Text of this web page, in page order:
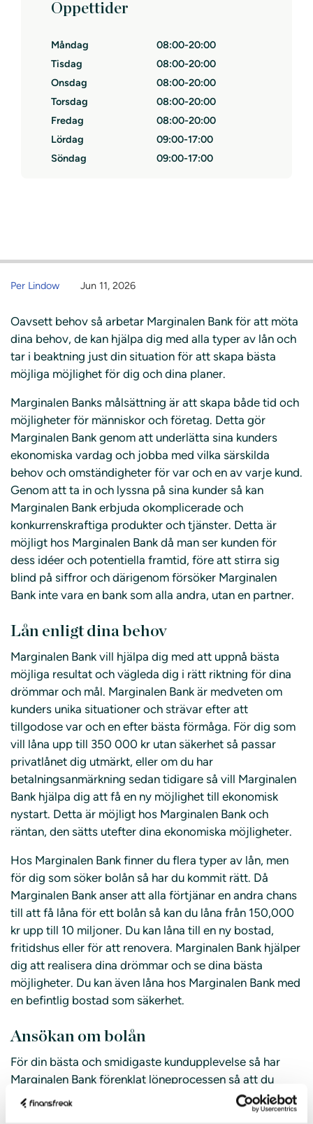
Öppettider
Måndag
08:00-20:00
Tisdag
08:00-20:00
Onsdag
08:00-20:00
Torsdag
08:00-20:00
Fredag
08:00-20:00
Lördag
09:00-17:00
Söndag
09:00-17:00
Per Lindow Jun 11, 2026
Oavsett behov så arbetar Marginalen Bank för att möta
dina behov, de kan hjälpa dig med alla typer av lån och
tar i beaktning just din situation för att skapa bästa
möjliga möjlighet för dig och dina planer.
Marginalen Banks målsättning är att skapa både tid och
möjligheter för människor och företag. Detta gör
Marginalen Bank genom att underlätta sina kunders
ekonomiska vardag och jobba med vilka särskilda
behov och omständigheter för var och en av varje kund.
Genom att ta in och lyssna på sina kunder så kan
Marginalen Bank erbjuda okomplicerade och
konkurrenskraftiga produkter och tjänster. Detta är
möjligt hos Marginalen Bank då man ser kunden för
dess idéer och potentiella framtid, före att stirra sig
blind på siffror och därigenom försöker Marginalen
Bank inte vara en bank som alla andra, utan en partner.
Lån enligt dina behov
Marginalen Bank vill hjälpa dig med att uppnå bästa
möjliga resultat och vägleda dig i rätt riktning för dina
drömmar och mål. Marginalen Bank är medveten om
kunders unika situationer och strävar efter att
tillgodose var och en efter bästa förmåga. För dig som
vill låna upp till 350 000 kr utan säkerhet så passar
privatlånet dig utmärkt, eller om du har
betalningsanmärkning sedan tidigare så vill Marginalen
Bank hjälpa dig att få en ny möjlighet till ekonomisk
nystart. Detta är möjligt hos Marginalen Bank och
räntan, den sätts utefter dina ekonomiska möjligheter.
Hos Marginalen Bank finner du flera typer av lån, men
för dig som söker bolån så har du kommit rätt. Då
Marginalen Bank anser att alla förtjänar en andra chans
till att få låna för ett bolån så kan du låna från 150,000
kr upp till 10 miljoner. Du kan låna till en ny bostad,
fritidshus eller för att renovera. Marginalen Bank hjälper
dig att realisera dina drömmar och se dina bästa
möjligheter. Du kan även låna hos Marginalen Bank med
en befintlig bostad som säkerhet.
Ansökan om bolån
För din bästa och smidigaste kundupplevelse så har
Marginalen Bank förenklat löneprocessen så att du
enkelt kan ansöka om bolån direkt på deras hemsida.